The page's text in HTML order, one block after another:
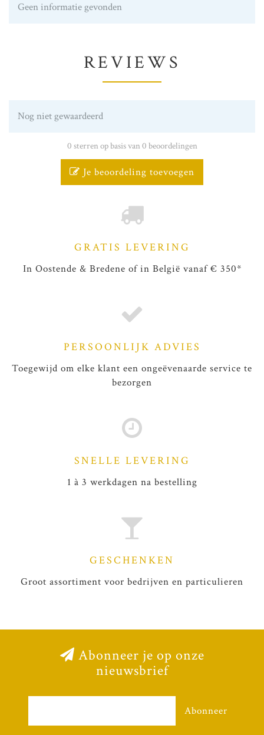
Geen informatie gevonden
REVIEWS
Nog niet gewaardeerd
0 sterren op basis van 0 beoordelingen
Je beoordeling toevoegen
GRATIS LEVERING
In Oostende & Bredene of in België vanaf € 350*
PERSOONLIJK ADVIES
Toegewijd om elke klant een ongeëvenaarde service te
bezorgen
SNELLE LEVERING
1 à 3 werkdagen na bestelling
GESCHENKEN
Groot assortiment voor bedrijven en particulieren
Abonneer je op onze
nieuwsbrief
Abonneer